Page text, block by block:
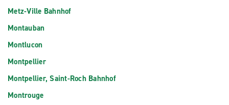
Metz-Ville Bahnhof
Montauban
Montlucon
Montpellier
Montpellier, Saint-Roch Bahnhof
Montrouge